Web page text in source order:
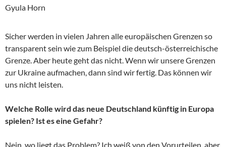
Gyula Horn
Sicher werden in vielen Jahren alle europäischen Grenzen so
transparent sein wie zum Beispiel die deutsch-österreichische
Grenze. Aber heute geht das nicht. Wenn wir unsere Grenzen
zur Ukraine aufmachen, dann sind wir fertig. Das können wir
uns nicht leisten.
Welche Rolle wird das neue Deutschland künftig in Europa
spielen? Ist es eine Gefahr?
Nein, wo liegt das Problem? Ich weiß von den Vorurteilen, aber